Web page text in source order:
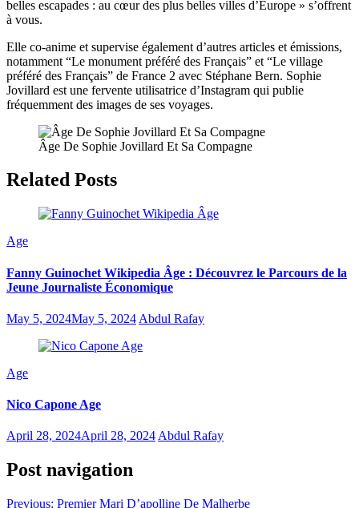
belles escapades : au cœur des plus belles villes d’Europe » s’offrent
à vous.
Elle co-anime et supervise également d’autres articles et émissions,
notamment “Le monument préféré des Français” et “Le village
préféré des Français” de France 2 avec Stéphane Bern. Sophie
Jovillard est une fervente utilisatrice d’Instagram qui publie
fréquemment des images de ses voyages.
Âge De Sophie Jovillard Et Sa Compagne
Related Posts
Age
Fanny Guinochet Wikipedia Âge : Découvrez le Parcours de la
Jeune Journaliste Économique
May 5, 2024May 5, 2024 Abdul Rafay
Age
Nico Capone Age
April 28, 2024April 28, 2024 Abdul Rafay
Post navigation
Previous: Premier Mari D’apolline De Malherbe